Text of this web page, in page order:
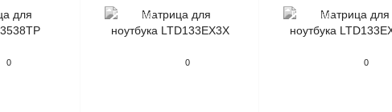
0
Продано
0
Продано
0